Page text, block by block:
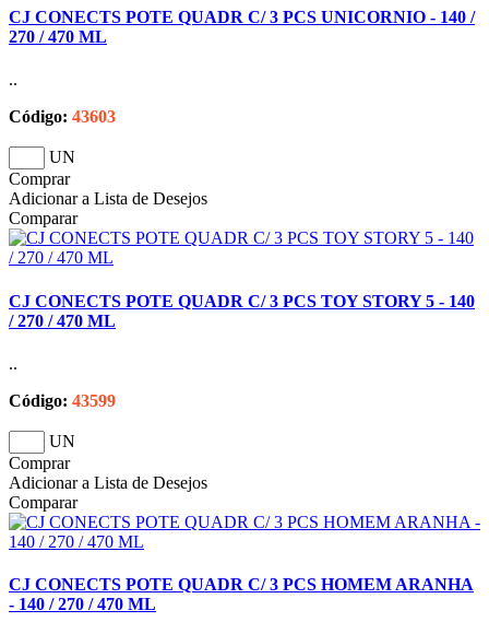
CJ CONECTS POTE QUADR C/ 3 PCS UNICORNIO - 140 /
270 / 470 ML
..
Código: 43603
UN
Comprar
Adicionar a Lista de Desejos
Comparar
CJ CONECTS POTE QUADR C/ 3 PCS TOY STORY 5 - 140
/ 270 / 470 ML
..
Código: 43599
UN
Comprar
Adicionar a Lista de Desejos
Comparar
CJ CONECTS POTE QUADR C/ 3 PCS HOMEM ARANHA
- 140 / 270 / 470 ML